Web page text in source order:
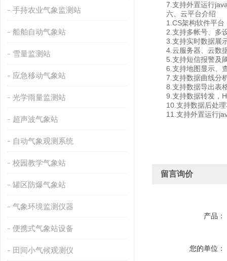
手持农业气象监测站
船舶自动气象站
雪量监测站
应急移动气象站
光学雨量监测站
超声波气象站
自动气象观测系统
校园教学气象站
罐区防爆气象站
气象环境监测仪器
便携式气象站设备
田间小气候观测仪
7.支持外置运行
六、云平台介绍
1.CS架构软件平台
2.支持多帐号、多
3.支持实时数据展示
4.云服务器、云数据
5.支持短信报警及
6.支持地图显示、
7.支持数据曲线分
8.支持数据导出表
9.支持数据转发，
10.支持数据后处理
11.支持外置运行
留言询价
产品：
您的单位：